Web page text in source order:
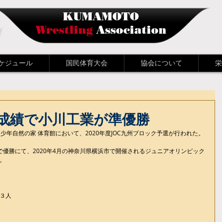
KUMAMOTO
Wrestling Association
績で小川工業が準優勝
自然の家 体育館において、2020年度JOC九州ブロック予選が行われた。
勝にて、2020年4月の神奈川県横浜市で開催されるジュニアオリンピック
人
ジュール 国民体育大会 協会について